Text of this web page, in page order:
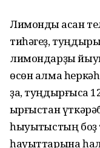
Лимонды ҡасан
тиһәгеҙ,
лимондарҙы
өсөн алма
ҙа, туңдырғысҡа
ҡырғыстан
һыуытҡыстың
һауыттарына